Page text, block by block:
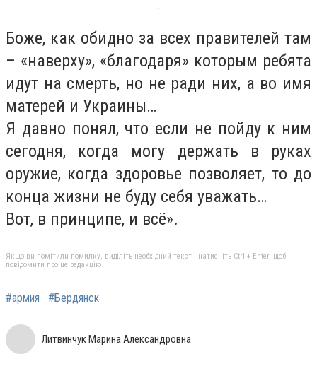
Боже, как обидно за всех правителей там
– «наверху», «благодаря» которым ребята
идут на смерть, но не ради них, а во имя
матерей и Украины…
Я давно понял, что если не пойду к ним
сегодня, когда могу держать в руках
оружие, когда здоровье позволяет, то до
конца жизни не буду себя уважать…
Вот, в принципе, и всё».
Якщо ви помітили помилку, виділіть необхідний текст і натисніть Ctrl + Enter, щоб
повідомити про це редакцію
#армия #Бердянск
Литвинчук Марина Александровна